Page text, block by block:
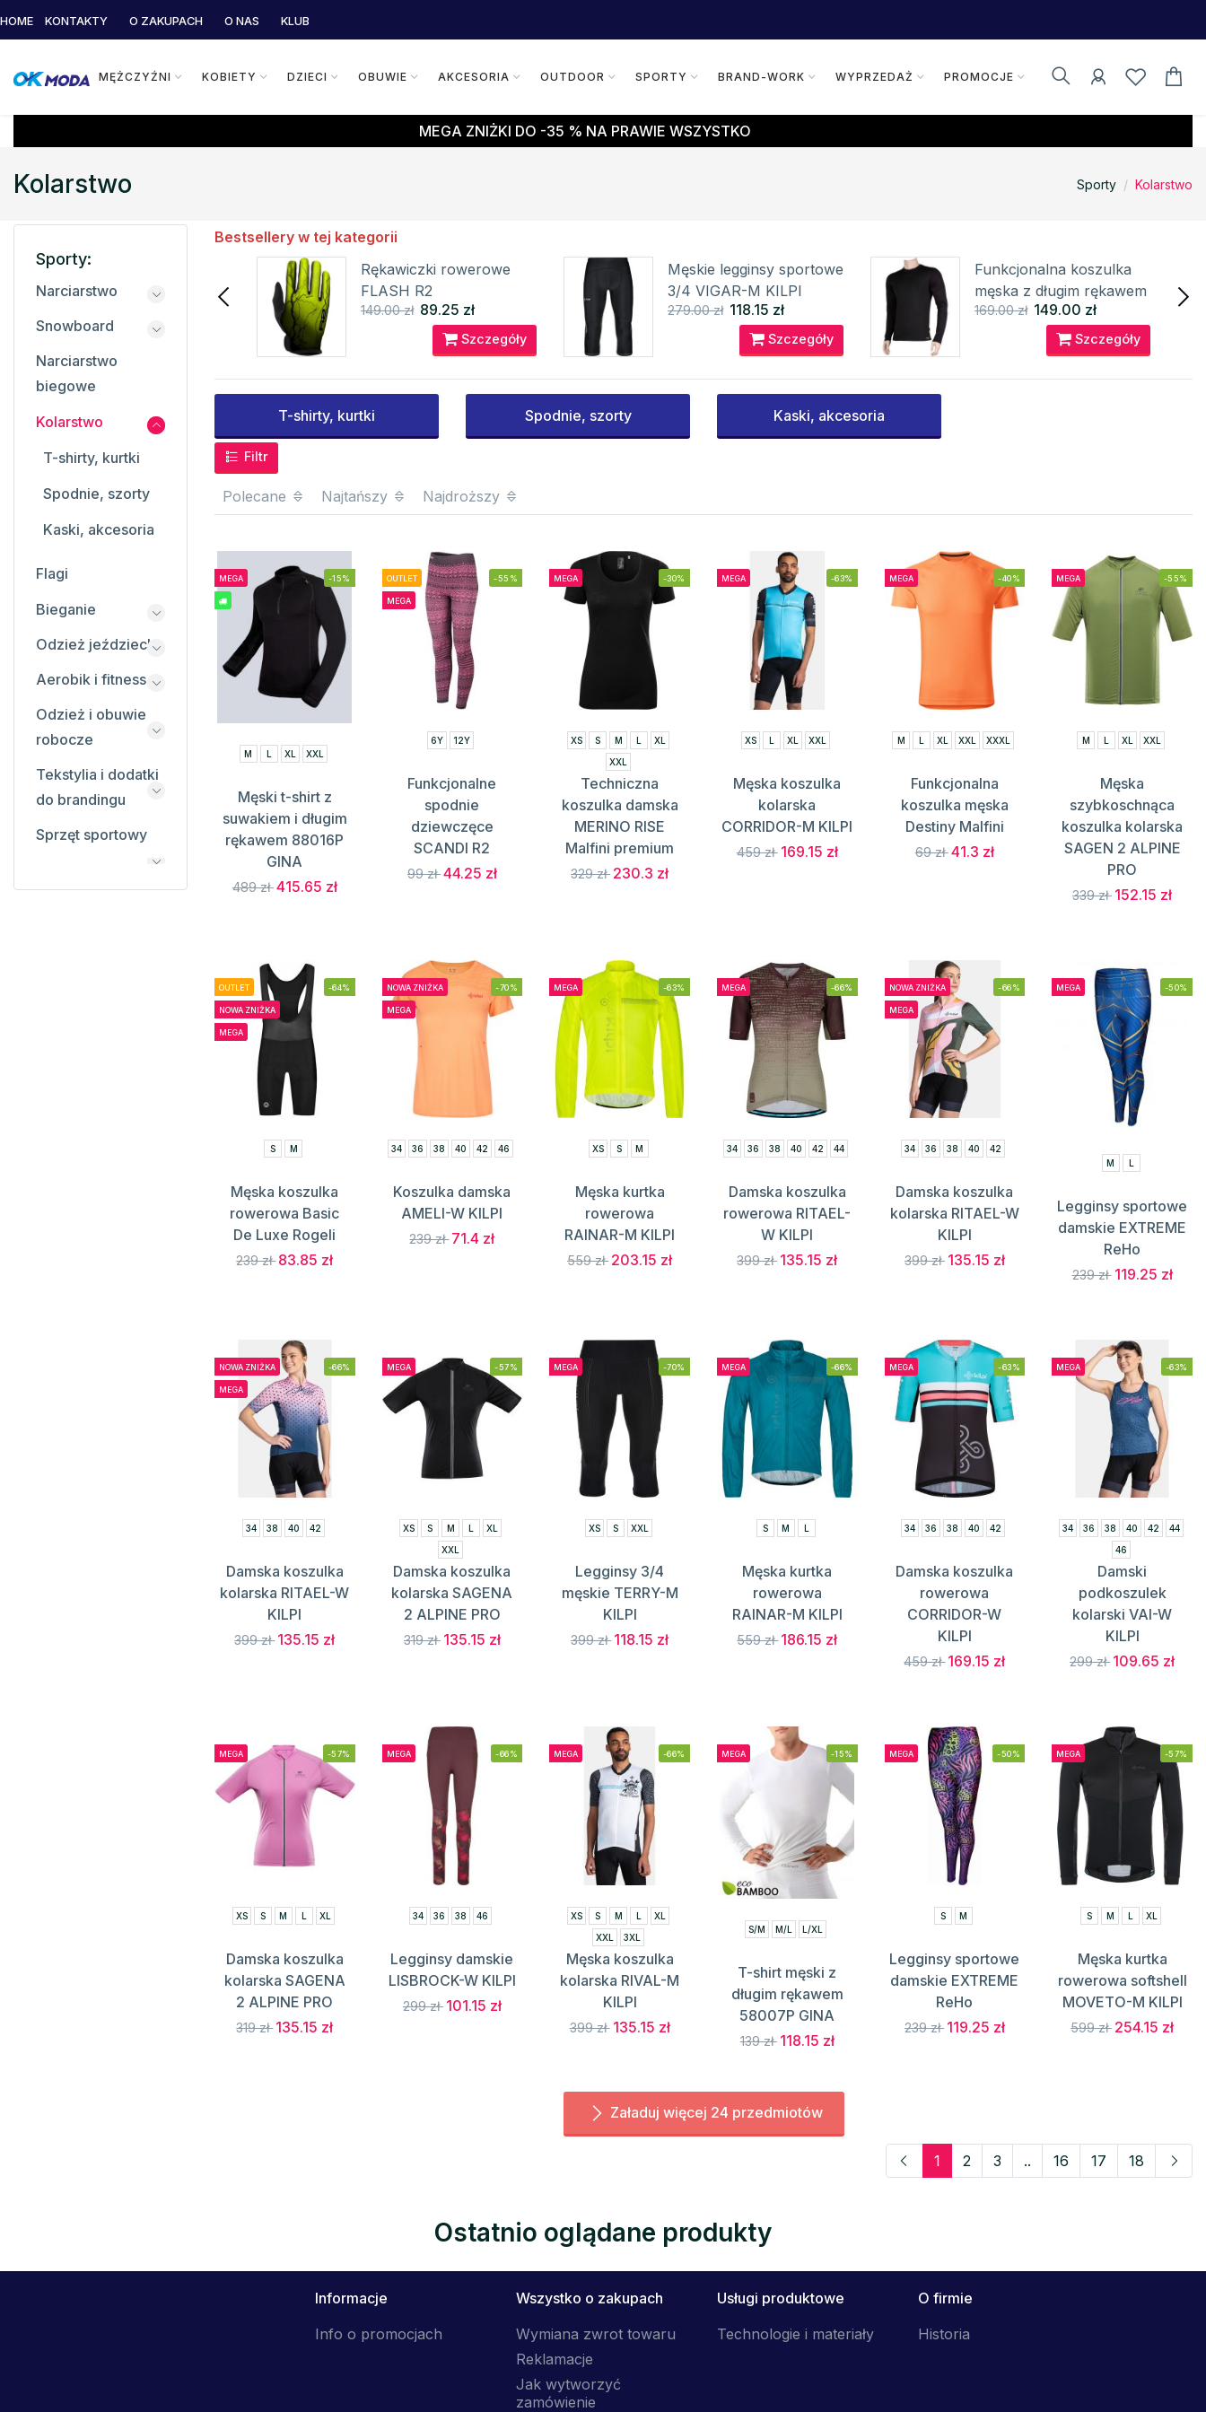
HOME KONTAKTY O ZAKUPACH O NAS KLUB
MĘŻCZYŹNI KOBIETY DZIECI OBUWIE AKCESORIA OUTDOOR SPORTY BRAND-WORK WYPRZEDAŻ PROMOCJE
MEGA ZNIŻKI DO -35 % NA PRAWIE WSZYSTKO
Kolarstwo Sporty Kolarstwo
Bestsellery w tej kategorii
Funkcjonalna koszulka
męska Destiny Malfini
Rękawiczki rowerowe
FLASH R2
149.00 zł 89.25 zł
Szczegóły
Męskie legginsy sportowe
3/4 VIGAR-M KILPI
279.00 zł 118.15 zł
Szczegóły
Funkcjonalna koszulka
męska z długim rękawem
SOLID 01 VoXX®
169.00 zł 149.00 zł
Szczegóły
T-shirty, kurtki Spodnie, szorty Kaski, akcesoria
Filtr
Polecane Najtańszy Najdroższy
MEGA -15%
M L XL XXL
Męski t-shirt z
suwakiem i długim
rękawem 88016P
GINA
489 zł415.65 zł
OUTLET
MEGA
-55%
6Y 12Y
Funkcjonalne
spodnie
dziewczęce
SCANDI R2
99 zł44.25 zł
MEGA -30%
XS S M L
XL
XXL
Techniczna
koszulka damska
MERINO RISE
Malfini premium
329 zł 230.3 zł
MEGA -63%
XS L XL XXL
Męska koszulka
kolarska
CORRIDOR-M KILPI
459 zł 169.15 zł
MEGA -40%
M L XL XXL XXXL
Funkcjonalna
koszulka męska
Destiny Malfini
69 zł41.3 zł
MEGA -55%
M L XL XXL
Męska
szybkoschnąca
koszulka kolarska
SAGEN 2 ALPINE
PRO
339 zł 152.15 zł
OUTLET
NOWA ZNIŻKA
MEGA
-64%
S M
Męska koszulka
rowerowa Basic
De Luxe Rogeli
239 zł 83.85 zł
NOWA ZNIŻKA
MEGA
-70%
34 36 38 40 42 46
Koszulka damska
AMELI-W KILPI
239 zł 71.4 zł
MEGA -63%
XS S M
Męska kurtka
rowerowa
RAINAR-M KILPI
559 zł 203.15 zł
MEGA -66%
34 36 38 40 42 44
Damska koszulka
rowerowa RITAEL-
W KILPI
399 zł 135.15 zł
NOWA ZNIŻKA
MEGA
-66%
34 36 38 40 42
Damska koszulka
kolarska RITAEL-W
KILPI
399 zł 135.15 zł
MEGA -50%
M L
Legginsy sportowe
damskie EXTREME
ReHo
239 zł 119.25 zł
NOWA ZNIŻKA
MEGA
-66%
34 38 40 42
Damska koszulka
kolarska RITAEL-W
KILPI
399 zł 135.15 zł
MEGA -57%
XS S M
XL
XXL
Damska koszulka
kolarska SAGENA
2 ALPINE PRO
319 zł 135.15 zł
MEGA -70%
XS S XXL
Legginsy 3/4
męskie TERRY-M
KILPI
399 zł 118.15 zł
MEGA -66%
S M
Męska kurtka
rowerowa
RAINAR-M KILPI
559 zł 186.15 zł
MEGA -63%
34 36 38 40 42
Damska koszulka
rowerowa
CORRIDOR-W
KILPI
459 zł 169.15 zł
MEGA -63%
34 36 38 40 42
44
46
Damski
podkoszulek
kolarski VAI-W
KILPI
299 zł 109.65 zł
MEGA -57%
XS S M L XL
Damska koszulka
kolarska SAGENA
2 ALPINE PRO
319 zł 135.15 zł
MEGA -66%
34 36 38 46
Legginsy damskie
LISBROCK-W KILPI
299 zł 101.15 zł
MEGA -66%
XS S M L
XL
XXL
3XL
Męska koszulka
kolarska RIVAL-M
KILPI
399 zł 135.15 zł
MEGA -15%
S/M M/L L/XL
T-shirt męski z
długim rękawem
58007P GINA
139 zł 118.15 zł
MEGA -50%
S M
Legginsy sportowe
damskie EXTREME
ReHo
239 zł 119.25 zł
MEGA -57%
S M L XL
Męska kurtka
rowerowa softshell
MOVETO-M KILPI
599 zł 254.15 zł
Załaduj więcej 24 przedmiotów
1 2 3 .. 16 17 18
Sporty:
Narciarstwo
Snowboard
Narciarstwo
biegowe
Kolarstwo
T-shirty, kurtki
Spodnie, szorty
Kaski, akcesoria
Flagi
Bieganie
Odzież jeździecka
Aerobik i fitness
Odzież i obuwie
robocze
Tekstylia i dodatki
do brandingu
Sprzęt sportowy
Ostatnio oglądane produkty
Informacje
Info o promocjach
Wszystko o zakupach
Wymiana zwrot towaru
Reklamacje
Jak wytworzyć
zamówienie
Usługi produktowe
Technologie i materiały
O firmie
Historia